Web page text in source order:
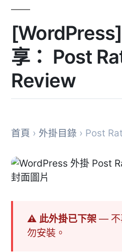
享： Post
Review
首頁 › 外掛目錄 › Post
⚠ 此外掛已下架— 不
勿安裝。